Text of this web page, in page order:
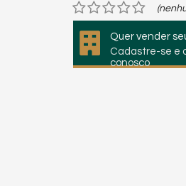
Quer vender
Cadastre-se e
conosco